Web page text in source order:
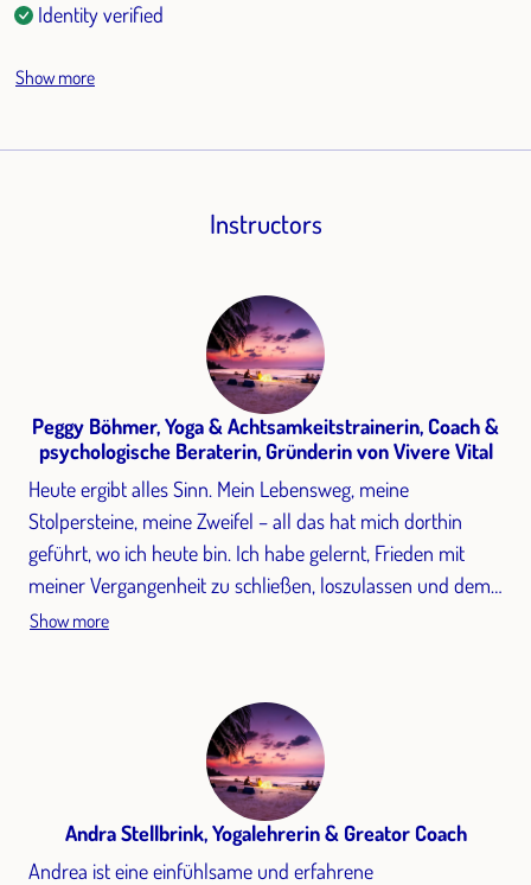
Show more
Identity verified
Instructors
Peggy Böhmer, Yoga & Achtsamkeitstrainerin, Coach &
psychologische Beraterin, Gründerin von Vivere Vital
Heute ergibt alles Sinn. Mein Lebensweg, meine
Stolpersteine, meine Zweifel – all das hat mich dorthin
geführt, wo ich heute bin. Ich habe gelernt, Frieden mit
meiner Vergangenheit zu schließen, loszulassen und dem
Leben zu vertrauen. Nach einer schwierigen Beziehung
Begegnungen durfte ich wachsen und meinen inneren
Kompass neu ausrichten. Ein wichtiger Wendepunkt war,
als Yoga in mein Leben kam. Von der ersten Stunde an
fühlte ich mich zu Hause – getragen, zentriert und
verbunden. Ich praktizierte intensiv, lernte die Tiefe dieser
Lebensphilosophie kennen und entschied mich schließlich
Show more
Andra Stellbrink, Yogalehrerin & Greator Coach
Andrea ist eine einfühlsame und erfahrene